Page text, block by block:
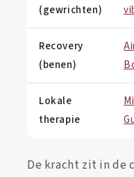
(gewrichten)
Recovery
(benen)
Lokale
therapie
De kracht zit in de